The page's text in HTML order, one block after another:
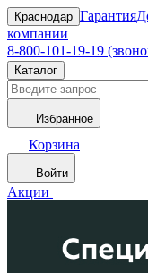
Краснодар Гарантия
компании
8-800-101-19-19
Каталог
Избранное
Корзина
Войти
Акции